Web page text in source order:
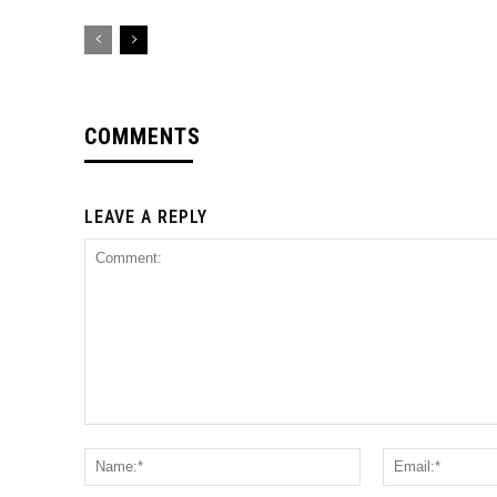
COMMENTS
LEAVE A REPLY
Name:*